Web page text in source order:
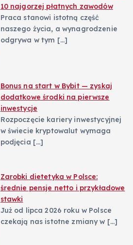
10 najgorzej płatnych zawodów
Praca stanowi istotną część
naszego życia, a wynagrodzenie
odgrywa w tym […]
Bonus na start w Bybit — zyskaj
dodatkowe środki na pierwsze
inwestycje
Rozpoczęcie kariery inwestycyjnej
w świecie kryptowalut wymaga
podjęcia […]
Zarobki dietetyka w Polsce:
średnie pensje netto i przykładowe
stawki
Już od lipca 2026 roku w Polsce
czekają nas istotne zmiany w […]